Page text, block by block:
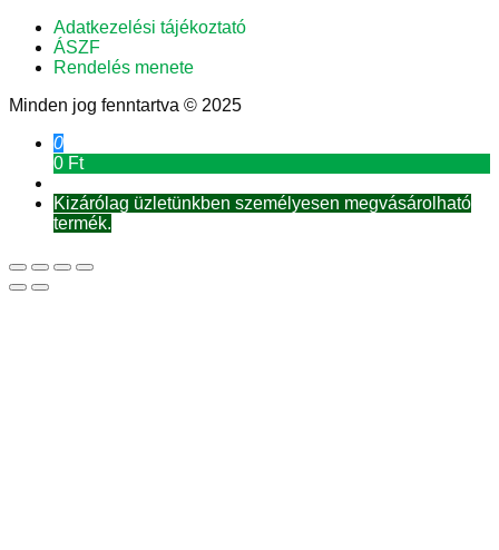
Adatkezelési tájékoztató
ÁSZF
Rendelés menete
Minden jog fenntartva © 2025
0
0 Ft
Kizárólag üzletünkben személyesen megvásárolható
termék.